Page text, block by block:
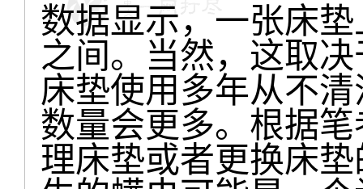
数据显示，一张床
之间。当然，这取
床垫使用多年从不
数量会更多。根据
理床垫或者更换床